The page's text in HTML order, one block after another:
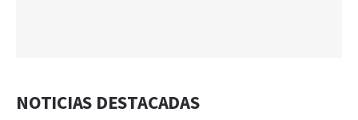
NOTICIAS DESTACADAS